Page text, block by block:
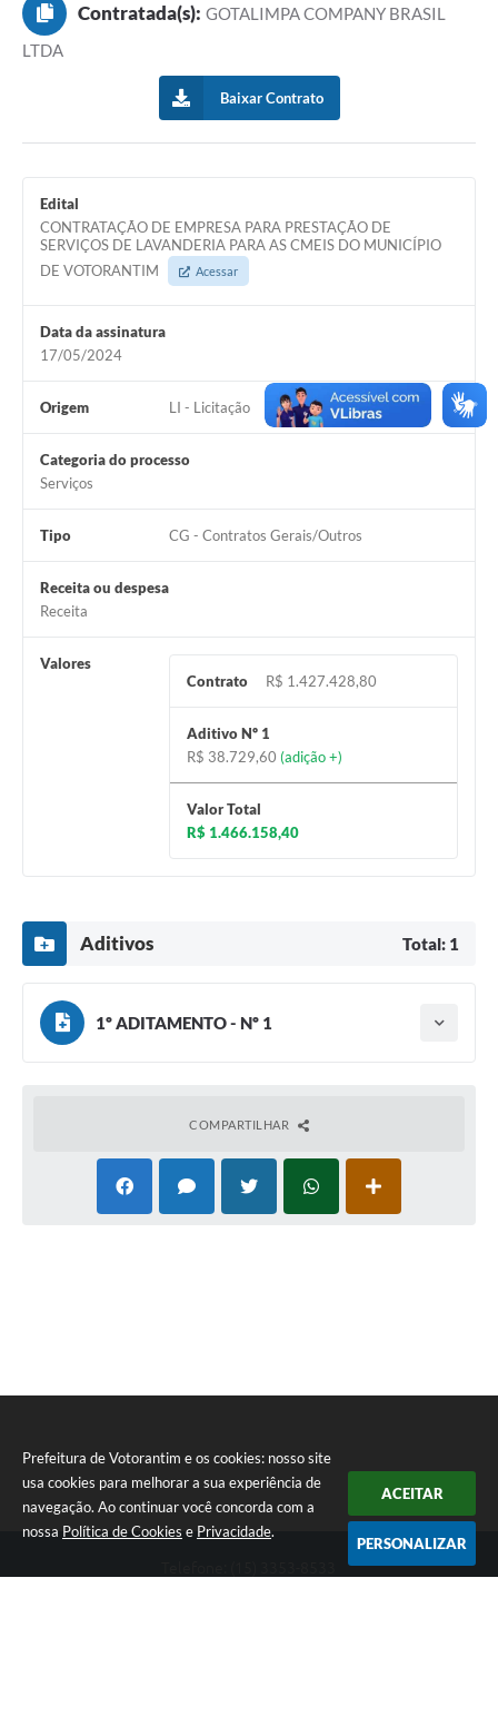
Prefeitura de Votorantim e os cookies: nosso site
usa cookies para melhorar a sua experiência de
navegação. Ao continuar você concorda com a
nossa Política de Cookies e Privacidade.
ACEITAR
PERSONALIZAR
Compra Direta
Empreendedor
Pesquisa Dificuldades no Licenciamento de Empresas
Incentivos Fiscais
COVID - 19
Ouvidoria
Jornal (Edições anteriores)
Uso de Internet e Recursos de Informática
Plano Municipal de Saneamento Básico
Arquivos para Download
Guarda Civil Municipal (GCM)
Arborização urbana
Lei de Acesso à Informação
Contratada(s): GOTALIMPA COMPANY BRASIL
LTDA
Baixar Contrato
Edital
CONTRATAÇÃO DE EMPRESA PARA PRESTAÇÃO DE
SERVIÇOS DE LAVANDERIA PARA AS CMEIS DO MUNICÍPIO
DE VOTORANTIM
Acessar
Data da assinatura
17/05/2024
Origem LI - Licitação
Categoria do processo
Serviços
Tipo CG - Contratos Gerais/Outros
Receita ou despesa
Receita
Valores
Contrato
R$ 1.427.428,80
Aditivo Nº 1
R$ 38.729,60 (adição +)
Valor Total
R$ 1.466.158,40
Aditivos Total: 1
1º ADITAMENTO - Nº 1
Tipo do termo: Termo Aditivo
COMPARTILHAR